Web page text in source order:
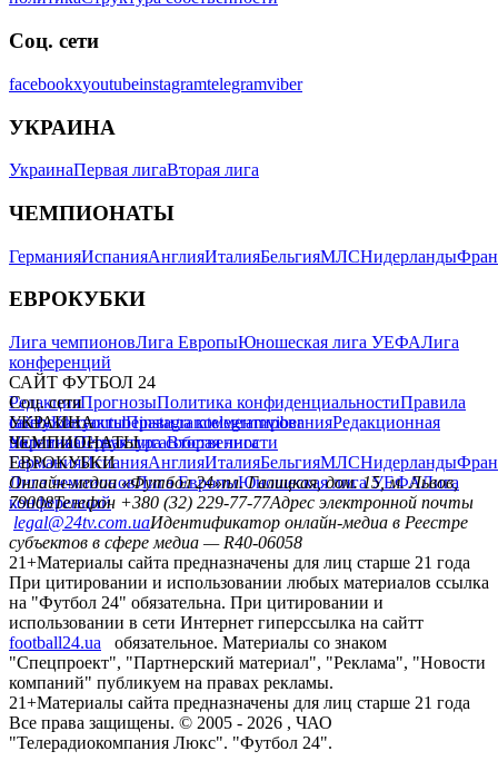
Соц. сети
facebookxyoutubeinstagramtelegramviber
УКРАИНА
УкраинаПервая лигаВторая лига
ЧЕМПИОНАТЫ
ГерманияИспанияАнглияИталияБельгияМЛСНидерланды
ЕВРОКУБКИ
Лига чемпионовЛига ЕвропыЮношеская лига УЕФАЛига
конференций
САЙТ ФУТБОЛ 24
РедакцияПрогнозыПолитика конфиденциальностиПравила
сайтуКонтактыПравила комментированияРедакционная
политикаСтруктура собственности
Соц. сети
facebookxyoutubeinstagramtelegramviber
УКРАИНА
УкраинаПервая лигаВторая лига
ЧЕМПИОНАТЫ
ГерманияИспанияАнглияИталияБельгияМЛСНидерланды
ЕВРОКУБКИ
Лига чемпионовЛига ЕвропыЮношеская лига УЕФАЛига
конференций
Онлайн-медиа «Футбол 24»пл. Галицкая, дом. 15, м. Львов,
79008Телефон +380 (32) 229-77-77Адрес электронной почты
legal@24tv.com.uaИдентификатор онлайн-медиа в Реестре
субъектов в сфере медиа — R40-06058
21+Материалы сайта предназначены для лиц старше 21 года
При цитировании и использовании любых материалов ссылка
на "Футбол 24" обязательна. При цитировании и
использовании в сети Интернет гиперссылка на сайтт
football24.ua
обязательное. Материалы со знаком
"Спецпроект", "Партнерский материал", "Реклама", "Новости
компаний" публикуем на правах рекламы.
21+Материалы сайта предназначены для лиц старше 21 года
Все права защищены. © 2005 - 2026 , ЧАО
"Телерадиокомпания Люкс". "Футбол 24".